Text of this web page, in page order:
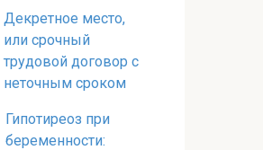
Декретное место,
или срочный
трудовой договор с
неточным сроком
Гипотиреоз при
беременности: